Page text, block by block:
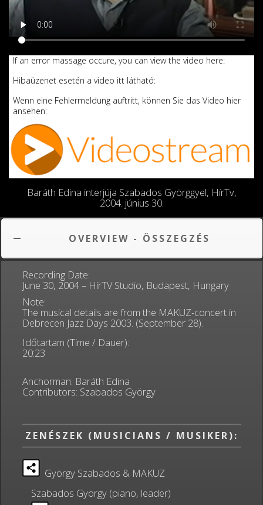
If an error massage occure, you can view the video here:
Hibaüzenet esetén a video itt látható:
Wenn eine Fehlermeldung auftritt, können Sie das Video hier
ansehen:
Baráth Edina interjúja Szabados Györggyel, HírTv,
2004. június 30.
OVERVIEW - ÖSSZEGZÉS
Recording Date:
June 30, 2004 – HírTV Studio, Budapest, Hungary
Note:
The musical details are from the MAKUZ-concert in
Debrecen Jazz Days 2003. (September 28).
Időtartam (Time / Dauer):
20:23
Anchorman: Baráth Edina
Contributors: Szabados György
ZENÉSZEK (MUSICIANS / MUSIKER):
György Szabados & MAKUZ
Szabados György (piano, leader)